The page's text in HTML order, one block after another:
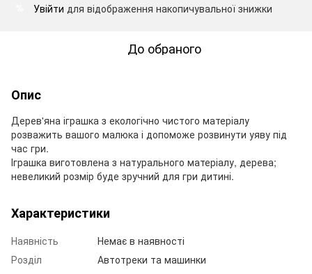
Увійти для відображення накопичувальної знижки
До обраного
Опис
Дерев'яна іграшка з екологічно чистого матеріалу
розважить вашого малюка і допоможе розвинути уяву під
час гри.
Іграшка виготовлена з натурального матеріалу, дерева;
невеликий розмір буде зручний для гри дитині.
Характеристики
Наявність
Немає в наявності
Розділ
Автотреки та машинки